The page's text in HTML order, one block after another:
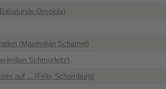
Omojola)
(Maximilian Schamel)
Schmorleitz)
auf ... (Felix Schomburg)